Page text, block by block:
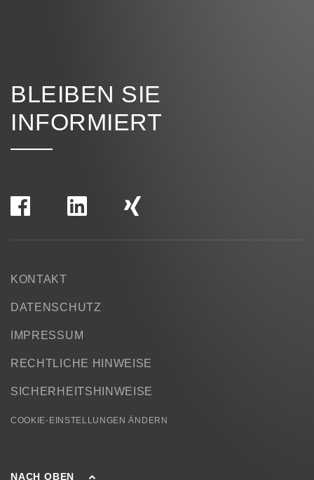
BLEIBEN SIE
INFORMIERT
KONTAKT
DATENSCHUTZ
IMPRESSUM
RECHTLICHE HINWEISE
SICHERHEITSHINWEISE
COOKIE-EINSTELLUNGEN ÄNDERN
NACH OBEN